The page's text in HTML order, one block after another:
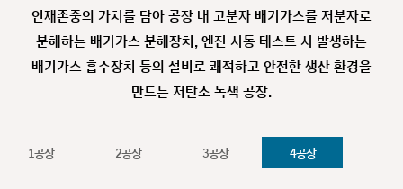
인재존중의 가치를 담아 공장 내 고분자 배기가스를 저분자로
분해하는 배기가스 분해장치, 엔진 시동 테스트 시 발생하는
배기가스 흡수장치 등의 설비로 쾌적하고 안전한 생산 환경을
만드는 저탄소 녹색 공장.
1공장 2공장 3공장 4공장